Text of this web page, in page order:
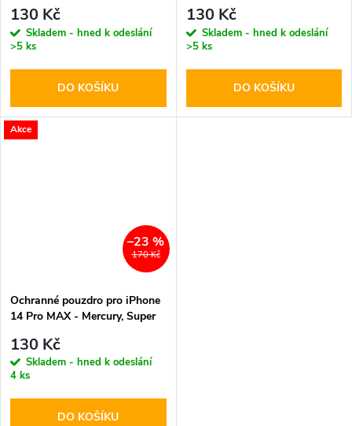
130 Kč
Skladem - hned k odeslání
>5 ks
DO KOŠÍKU
130 Kč
Skladem - hned k odeslání
>5 ks
DO KOŠÍKU
Akce
170 Kč
–23 %
Ochranné pouzdro pro iPhone
14 Pro MAX - Mercury, Super
130 Kč
Skladem - hned k odeslání
4 ks
DO KOŠÍKU